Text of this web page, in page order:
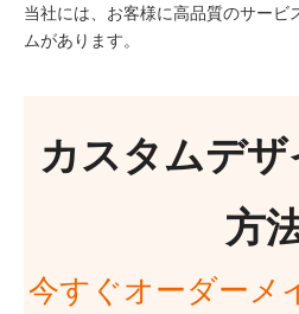
当社には、お客様に高品質のサービ
ムがあります。
カスタムデ
方
今すぐオーダーメ